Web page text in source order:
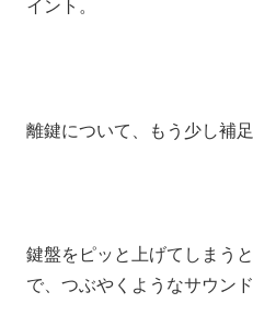
イント。
離鍵について、 もう少し補
鍵盤をピッと上げてしまうと
で、 つぶやくようなサウン